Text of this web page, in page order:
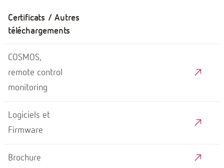
Certificats / Autres
téléchargements
COSMOS,
remote control
monitoring
Logiciels et
Firmware
Brochure